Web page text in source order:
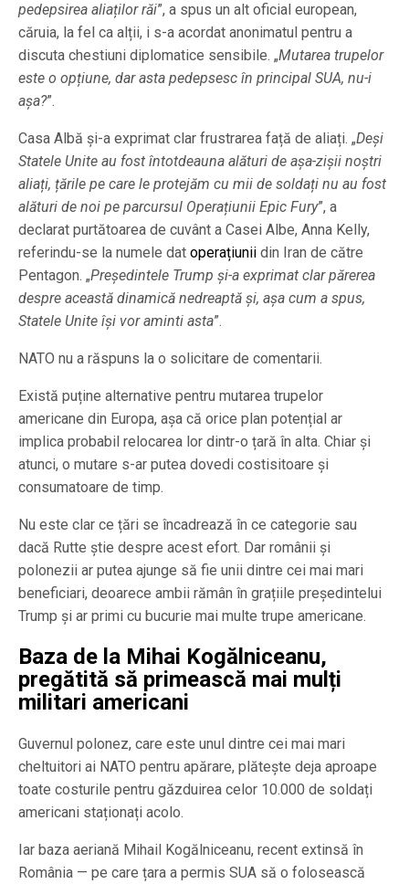
pedepsirea aliaților răi”, a spus un alt oficial european,
căruia, la fel ca alții, i s-a acordat anonimatul pentru a
discuta chestiuni diplomatice sensibile. „Mutarea trupelor
este o opțiune, dar asta pedepsesc în principal SUA, nu-i
așa?”.
Casa Albă și-a exprimat clar frustrarea față de aliați. „Deși
Statele Unite au fost întotdeauna alături de așa-zișii noștri
aliați, țările pe care le protejăm cu mii de soldați nu au fost
alături de noi pe parcursul Operațiunii Epic Fury”, a
declarat purtătoarea de cuvânt a Casei Albe, Anna Kelly,
referindu-se la numele dat operațiunii din Iran de către
Pentagon. „Președintele Trump și-a exprimat clar părerea
despre această dinamică nedreaptă și, așa cum a spus,
Statele Unite își vor aminti asta”.
NATO nu a răspuns la o solicitare de comentarii.
Există puține alternative pentru mutarea trupelor
americane din Europa, așa că orice plan potențial ar
implica probabil relocarea lor dintr-o țară în alta. Chiar și
atunci, o mutare s-ar putea dovedi costisitoare și
consumatoare de timp.
Nu este clar ce țări se încadrează în ce categorie sau
dacă Rutte știe despre acest efort. Dar românii și
polonezii ar putea ajunge să fie unii dintre cei mai mari
beneficiari, deoarece ambii rămân în grațiile președintelui
Trump și ar primi cu bucurie mai multe trupe americane.
Baza de la Mihai Kogălniceanu,
pregătită să primească mai mulți
militari americani
Guvernul polonez, care este unul dintre cei mai mari
cheltuitori ai NATO pentru apărare, plătește deja aproape
toate costurile pentru găzduirea celor 10.000 de soldați
americani staționați acolo.
Iar baza aeriană Mihail Kogălniceanu, recent extinsă în
România — pe care țara a permis SUA să o folosească